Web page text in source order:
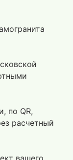
по QR,
расчетный
вашего